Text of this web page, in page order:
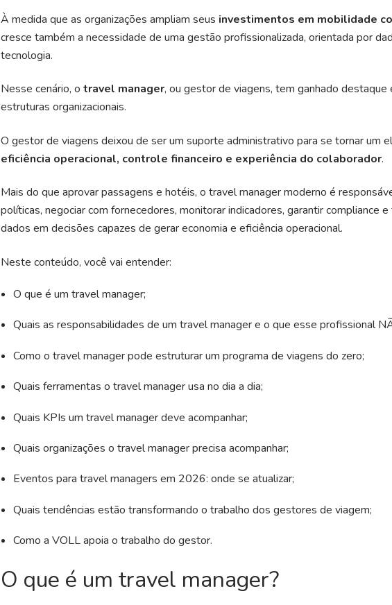
À medida que as organizações ampliam seus investimentos em mobilidade
cresce também a necessidade de uma gestão profissionalizada, orientada por
tecnologia.
Nesse cenário, o travel manager, ou gestor de viagens, tem ganhado destaque
estruturas organizacionais.
O gestor de viagens deixou de ser um suporte administrativo para se tornar um
eficiência operacional, controle financeiro e experiência do colaborador.
Mais do que aprovar passagens e hotéis, o travel manager moderno é
políticas, negociar com fornecedores, monitorar indicadores, garantir compliance
dados em decisões capazes de gerar economia e eficiência operacional.
Neste conteúdo, você vai entender:
O que é um travel manager;
Quais as responsabilidades de um travel manager e o que esse profissional
Como o travel manager pode estruturar um programa de viagens do zero;
Quais ferramentas o travel manager usa no dia a dia;
Quais KPIs um travel manager deve acompanhar;
Quais organizações o travel manager precisa acompanhar;
Eventos para travel managers em 2026: onde se atualizar;
Quais tendências estão transformando o trabalho dos gestores de viagem;
Como a VOLL apoia o trabalho do gestor.
O que é um travel manager?